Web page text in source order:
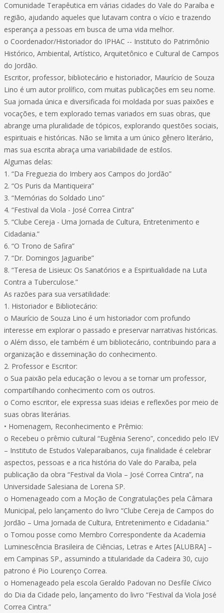
Comunidade Terapêutica em várias cidades do Vale do Paraíba e
região, ajudando aqueles que lutavam contra o vício e trazendo
esperança a pessoas em busca de uma vida melhor.
o Coordenador/Historiador do IPHAC -- Instituto do Patrimônio
Histórico, Ambiental, Artístico, Arquitetônico e Cultural de Campos
do Jordão.
Escritor, professor, bibliotecário e historiador, Maurício de Souza
Lino é um autor prolífico, com muitas publicações em seu nome.
Sua jornada única e diversificada foi moldada por suas paixões e
vocações, e tem explorado temas variados em suas obras, que
abrange uma pluralidade de tópicos, explorando questões sociais,
espirituais e históricas. Não se limita a um único gênero literário,
mas sua escrita abraça uma variabilidade de estilos.
Algumas delas:
1. “Da Freguezia do Imbery aos Campos do Jordão”
2. “Os Puris da Mantiqueira”
3. “Memórias do Soldado Lino”
4. “Festival da Viola - José Correa Cintra”
5. “Clube Cereja - Uma Jornada de Cultura, Entretenimento e
Cidadania.”
6. “O Trono de Safira”
7. “Dr. Domingos Jaguaribe”
8. “Teresa de Lisieux: Os Sanatórios e a Espiritualidade na Luta
Contra a Tuberculose.”
As razões para sua versatilidade:
1. Historiador e Bibliotecário:
o Maurício de Souza Lino é um historiador com profundo
interesse em explorar o passado e preservar narrativas históricas.
o Além disso, ele também é um bibliotecário, contribuindo para a
organização e disseminação do conhecimento.
2. Professor e Escritor:
o Sua paixão pela educação o levou a se tornar um professor,
compartilhando conhecimento com os outros.
o Como escritor, ele expressa suas ideias e reflexões por meio de
suas obras literárias.
• Homenagem, Reconhecimento e Prêmio:
o Recebeu o prêmio cultural “Eugênia Sereno”, concedido pelo IEV
– Instituto de Estudos Valeparaibanos, cuja finalidade é celebrar
aspectos, pessoas e a rica história do Vale do Paraíba, pela
publicação da obra “Festival da Viola – José Correa Cintra”, na
Universidade Salesiana de Lorena SP.
o Homenageado com a Moção de Congratulações pela Câmara
Municipal, pelo lançamento do livro “Clube Cereja de Campos do
Jordão – Uma Jornada de Cultura, Entretenimento e Cidadania.”
o Tomou posse como Membro Correspondente da Academia
Luminescência Brasileira de Ciências, Letras e Artes [ALUBRA] –
em Campinas SP., assumindo a titularidade da Cadeira 30, cujo
patrono é Pio Lourenço Correa.
o Homenageado pela escola Geraldo Padovan no Desfile Cívico
do Dia da Cidade pelo, lançamento do livro “Festival da Viola José
Correa Cintra.”